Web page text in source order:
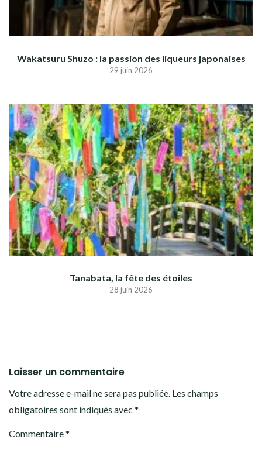
Wakatsuru Shuzo : la passion des liqueurs japonaises
29 juin 2026
Tanabata, la fête des étoiles
28 juin 2026
Laisser un commentaire
Votre adresse e-mail ne sera pas publiée. Les champs
obligatoires sont indiqués avec *
Commentaire*